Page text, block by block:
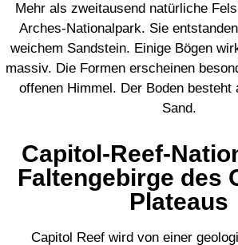
Mehr als zweitausend natürliche
Arches-Nationalpark. Sie
weichem Sandstein. Einige Bögen
massiv. Die Formen erscheinen
offenen Himmel. Der Boden besteht
Sand.
Capitol-Reef-
Faltengebirge des
Plateaus
Capitol Reef wird von einer